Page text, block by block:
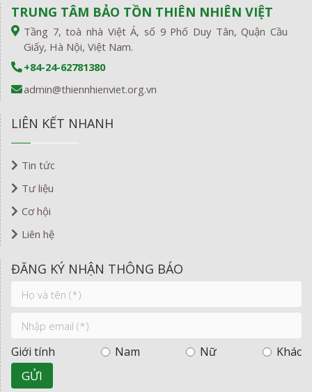
TRUNG TÂM BẢO TỒN THIÊN NHIÊN VIỆT
Tầng 7, toà nhà Việt Á, số 9 Phố Duy Tân, Quận Cầu
Giấy, Hà Nội, Việt Nam.
+84-24-62781380
admin@thiennhienviet.org.vn
LIÊN KẾT NHANH
Tin tức
Tư liệu
Cơ hội
Liên hệ
ĐĂNG KÝ NHẬN THÔNG BÁO
Giới tính Nam Nữ Khác
GỬI